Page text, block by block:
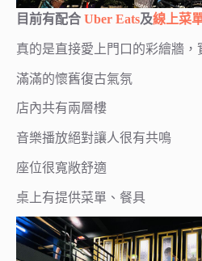
目前有配合 Uber Eats及線上菜
真的是直接愛上門口的彩繪牆，
滿滿的懷舊復古氣氛
店內共有兩層樓
音樂播放絕對讓人很有共鳴
座位很寬敞舒適
桌上有提供菜單、餐具